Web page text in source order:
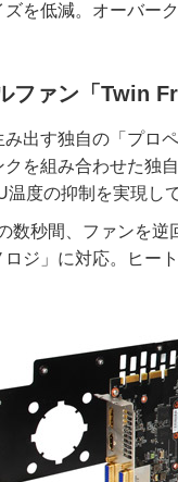
を低減。オーバー
ファン「Twin
出す独自の「プロ
クを組み合わせた独
度の抑制を実現し
数秒間、ファンを
ロジ」に対応。ヒー